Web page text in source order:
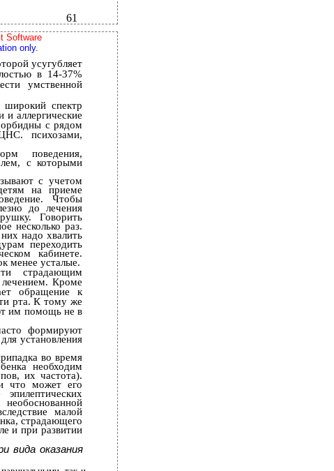
61
Software
only.
усугубляет
в 14-37%
умственной
спектр
и аллергические
с рядом
психозами,
поведения,
с которыми
с учетом
на приеме
Чтобы
до лечения
Говорить
несколько раз.
надо хвалить
переходить
кабинете.
менее усталые.
страдающим
лечением. Кроме
обращение к
рта. К тому же
им помощь не в
формируют
установления
во время
необходим
их частота).
что может его
малой
страдающего
и при развитии
вида оказания